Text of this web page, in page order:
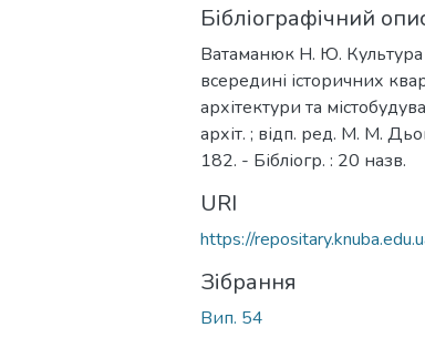
Бібліографічний
Ватаманюк Н. Ю.
всередині історичних
архітектури та
архіт. ; відп. ред. М. М.
182. - Бібліогр. : 20 назв.
URI
https://
Зібрання
Вип. 54